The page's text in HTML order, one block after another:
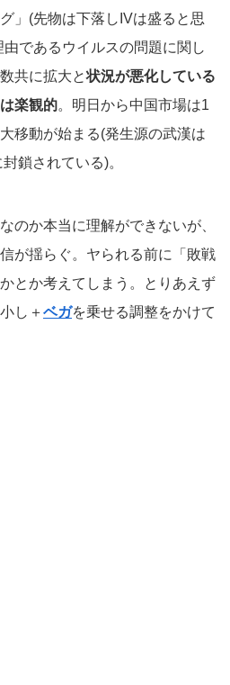
」(先物は下落しIVは盛ると思
であるウイルスの問題に関し
共に拡大と状況が悪化している
楽観的。明日から中国市場は1
移動が始まる(発生源の武漢は
鎖されている)。
のか本当に理解ができないが、
が揺らぐ。ヤられる前に「敗戦
とか考えてしまう。とりあえず
し＋ベガを乗せる調整をかけて